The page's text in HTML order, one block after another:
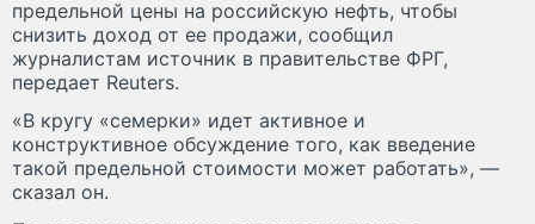
предельной цены на российскую нефть, чтобы
снизить доход от ее продажи, сообщил
журналистам источник в правительстве ФРГ,
передает Reuters.
«В кругу «семерки» идет активное и
конструктивное обсуждение того, как введение
такой предельной стоимости может работать», —
сказал он.